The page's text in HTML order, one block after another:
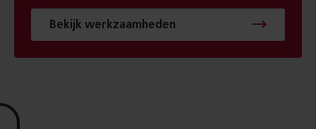
Bekijk werkzaamheden